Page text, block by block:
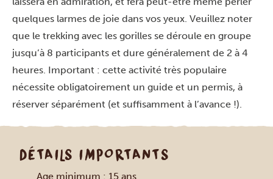
quelques larmes de joie dans vos yeux. Veuillez noter
que le trekking avec les gorilles se déroule en groupe
jusqu’à 8 participants et dure généralement de 2 à 4
heures. Important : cette activité très populaire
nécessite obligatoirement un guide et un permis, à
réserver séparément (et suffisamment à l’avance !).
DÉTAILS IMPORTANTS
Age minimum : 15 ans